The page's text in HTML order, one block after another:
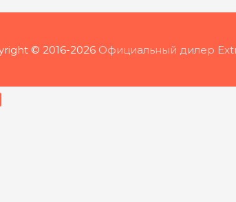
© 2016-2026 Официальный дилер